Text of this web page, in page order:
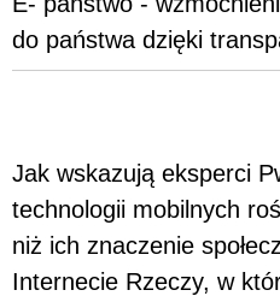
do państwa dzięki
Jak wskazują eksperci
technologii mobilnych
niż ich znaczenie
Internecie Rzeczy, w